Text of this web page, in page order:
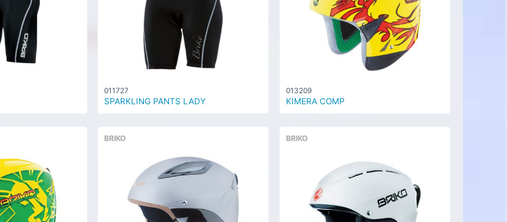
011727
SPARKLING PANTS LADY
013209
KIMERA COMP
BRIKO BRIKO